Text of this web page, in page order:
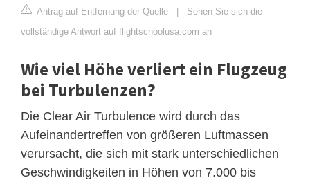
Antrag auf Entfernung der Quelle | Sehen Sie sich die
vollständige Antwort auf flightschoolusa.com an
Wie viel Höhe verliert ein Flugzeug
bei Turbulenzen?
Die Clear Air Turbulence wird durch das
Aufeinandertreffen von größeren Luftmassen
verursacht, die sich mit stark unterschiedlichen
Geschwindigkeiten in Höhen von 7.000 bis